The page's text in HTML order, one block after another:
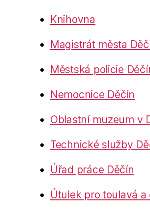
Knihovna
Magistrát města
Městská policie
Nemocnice Děčín
Oblastní muzeum v
Technické služby
Úřad práce Děčín
Útulek pro toulavá